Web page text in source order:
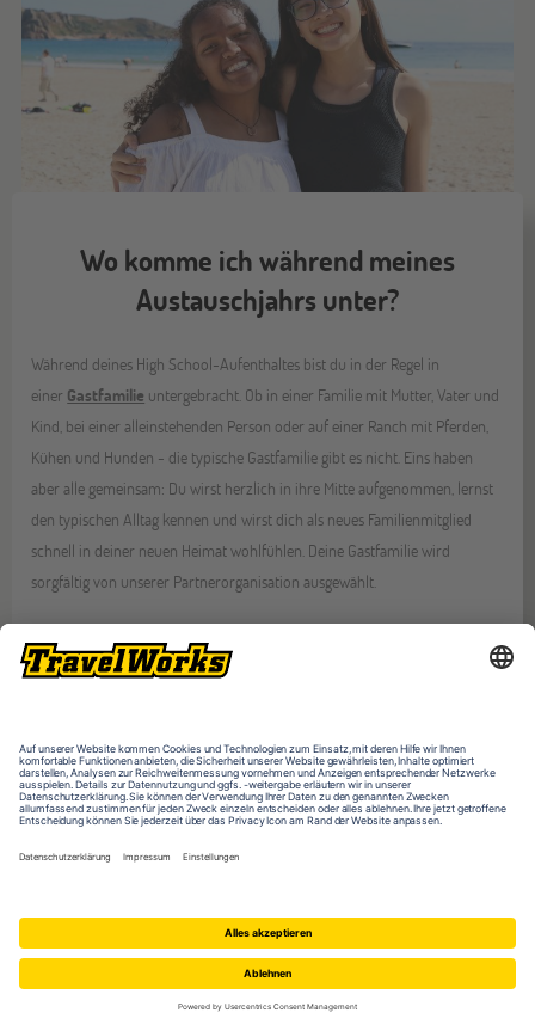
Wo komme ich während meines
Austauschjahrs unter?
Während deines High School-Aufenthaltes bist du in der Regel in
einer Gastfamilie untergebracht. Ob in einer Familie mit Mutter, Vater und
Kind, bei einer alleinstehenden Person oder auf einer Ranch mit Pferden,
Kühen und Hunden - die typische Gastfamilie gibt es nicht. Eins haben
aber alle gemeinsam: Du wirst herzlich in ihre Mitte aufgenommen, lernst
den typischen Alltag kennen und wirst dich als neues Familienmitglied
schnell in deiner neuen Heimat wohlfühlen. Deine Gastfamilie wird
sorgfältig von unserer Partnerorganisation ausgewählt.
Manche Programme bieten außerdem
Unterkunftsoptionan. Die Wohnhäuser befinden sich meistens auf dem
Schüleraustausch
Wie hoch sind die Kosten für einen Schüleraustausch?